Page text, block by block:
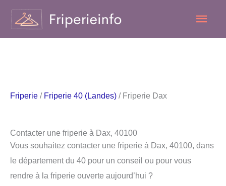
contenu
Friperie / Friperie 40 (Landes) / Friperie Dax
Contacter une friperie à Dax, 40100
Vous souhaitez contacter une friperie à Dax, 40100, dans
le département du 40 pour un conseil ou pour vous
rendre à la friperie ouverte aujourd’hui ?